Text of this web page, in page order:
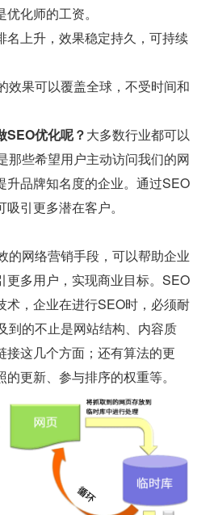
化师的工资。
名上升，效果稳定持久，可持续
效果可以覆盖全球，不受时间和
SEO优化呢？大多数行业都可以
那些希望用户主动访问我们的网
升品牌知名度的企业。通过SEO
引更多潜在客户。
的网络营销手段，可以帮助企业
更多用户，实现商业目标。SEO
术，企业在进行SEO时，必须耐
到的不止是网站结构、内容质
接这几个方面；还有算法的更
更新、参与排序的权重等。